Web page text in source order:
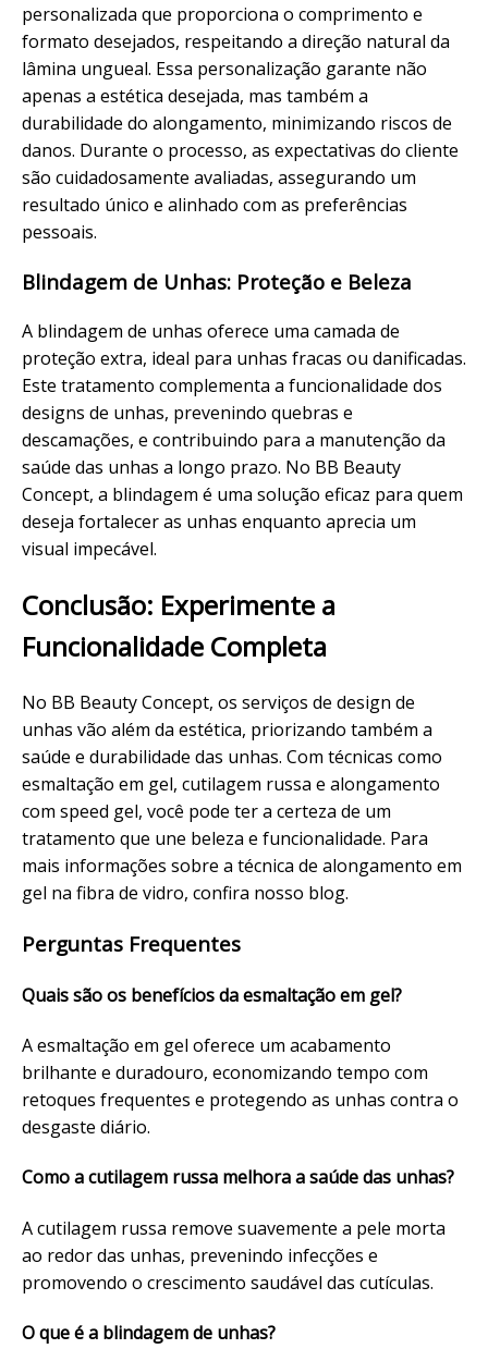
personalizada que proporciona o comprimento e
formato desejados, respeitando a direção natural da
lâmina ungueal. Essa personalização garante não
apenas a estética desejada, mas também a
durabilidade do alongamento, minimizando riscos de
danos. Durante o processo, as expectativas do cliente
são cuidadosamente avaliadas, assegurando um
resultado único e alinhado com as preferências
pessoais.
Blindagem de Unhas: Proteção e Beleza
A blindagem de unhas oferece uma camada de
proteção extra, ideal para unhas fracas ou danificadas.
Este tratamento complementa a funcionalidade dos
designs de unhas, prevenindo quebras e
descamações, e contribuindo para a manutenção da
saúde das unhas a longo prazo. No BB Beauty
Concept, a blindagem é uma solução eficaz para quem
deseja fortalecer as unhas enquanto aprecia um
visual impecável.
Conclusão: Experimente a
Funcionalidade Completa
No BB Beauty Concept, os serviços de design de
unhas vão além da estética, priorizando também a
saúde e durabilidade das unhas. Com técnicas como
esmaltação em gel, cutilagem russa e alongamento
com speed gel, você pode ter a certeza de um
tratamento que une beleza e funcionalidade. Para
mais informações sobre a técnica de alongamento em
gel na fibra de vidro, confira nosso blog.
Perguntas Frequentes
Quais são os benefícios da esmaltação em gel?
A esmaltação em gel oferece um acabamento
brilhante e duradouro, economizando tempo com
retoques frequentes e protegendo as unhas contra o
desgaste diário.
Como a cutilagem russa melhora a saúde das unhas?
A cutilagem russa remove suavemente a pele morta
ao redor das unhas, prevenindo infecções e
promovendo o crescimento saudável das cutículas.
O que é a blindagem de unhas?